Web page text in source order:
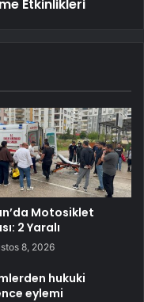
Etkinlikleri
Motosiklet
2 Yaralı
8, 2026
hukuki
eylemi